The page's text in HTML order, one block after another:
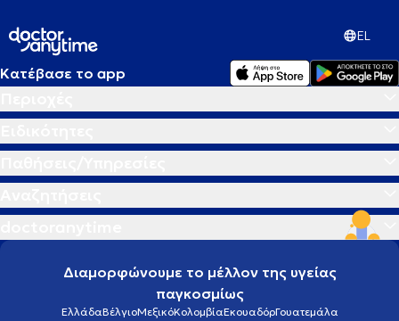
EL
Κατέβασε το app
Διαμορφώνουμε το μέλλον της υγείας
παγκοσμίως
ΕλλάδαΒέλγιοΜεξικόΚολομβίαΕκουαδόρΓουατεμάλα